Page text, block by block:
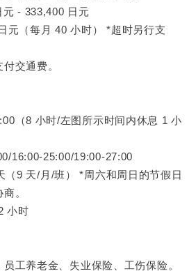
- 333,400 日元
元（每月 40 小时） *超时另行支
交通费。
（8 小时/左图所示时间内休息 1 小
16:00-25:00/19:00-27:00
（9 天/月/班） *周六和周日的节假日
。
小时
工养老金、失业保险、工伤保险。